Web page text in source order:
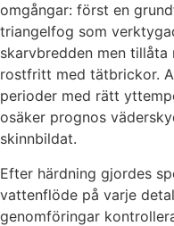
omgångar: först en
triangelfog som
skarvbredden men
rostfritt med tätbrickor.
perioder med rätt
osäker prognos
skinnbildat.
Efter härdning gjordes
vattenflöde på varje
genomföringar